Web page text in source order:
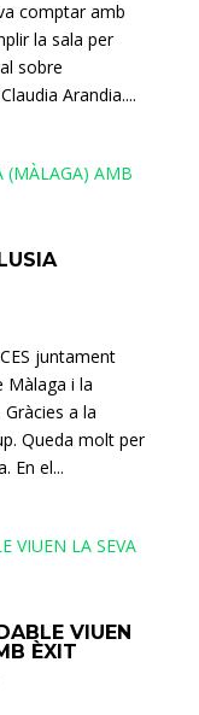
comptar amb
la sala per
sobre
Arandia....
juntament
Màlaga i la
a la
Queda molt per
En el...
VIUEN
ÈXIT